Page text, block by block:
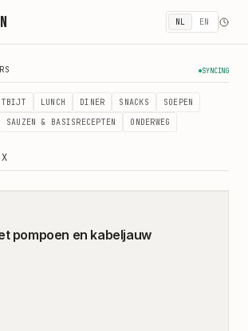
NL EN
- Makkelijke & GebalanceerdeSYNCING
LUNCH DINER SNACKS
SOEPEN
SAUZEN & BASISRECEPTEN ONDERWEG
pompoen en kabeljauw